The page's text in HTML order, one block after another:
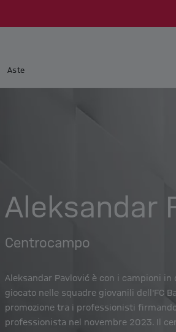
Aste
Aleksandar
Centrocampo
Aleksandar Pavlović è con i campioni
giocato nelle squadre giovanili dell'FC
promozione tra i professionisti
professionista nel novembre 2023. Il